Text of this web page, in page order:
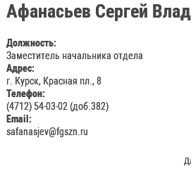
Афанасьев Сергей
Должность:
Заместитель начальника отдела
Адрес:
г. Курск, Красная пл., 8
Телефон:
(4712) 54-03-02 (доб.382)
Email:
safanasjev@fgszn.ru